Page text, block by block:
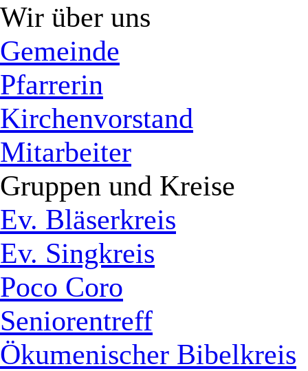
Wir über uns
Gemeinde
Pfarrerin
Kirchenvorstand
Mitarbeiter
Gruppen und Kreise
Ev. Bläserkreis
Ev. Singkreis
Poco Coro
Seniorentreff
Ökumenischer Bibelkreis